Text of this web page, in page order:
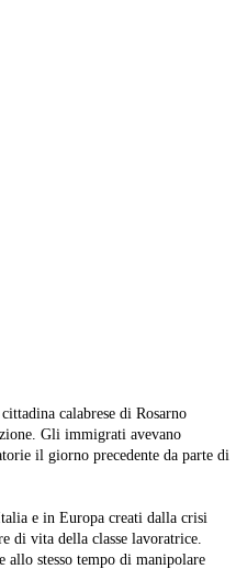
calabrese di Rosarno
Gli immigrati avevano
il giorno precedente da parte di
e in Europa creati dalla crisi
di vita della classe lavoratrice.
stesso tempo di manipolare